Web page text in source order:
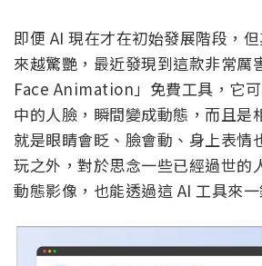
即便 AI 現在才在初始發展階段，
來越驚艷，最近發現到這款非常厲
Face Animation」免費工具，它
中的人臉，瞬間變成動態，而且是
就是眼睛會眨、臉會動、身上表情
玩之外，對於思念一些已經過世的
動態影像，也能透過這 AI 工具來一